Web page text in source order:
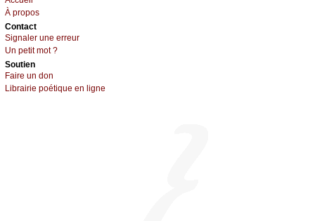
À prоpos
Cоntact
Signaler une errеur
Un pеtit mоt ?
Sоutien
Fаirе un dоn
Librairiе pоétique en lignе